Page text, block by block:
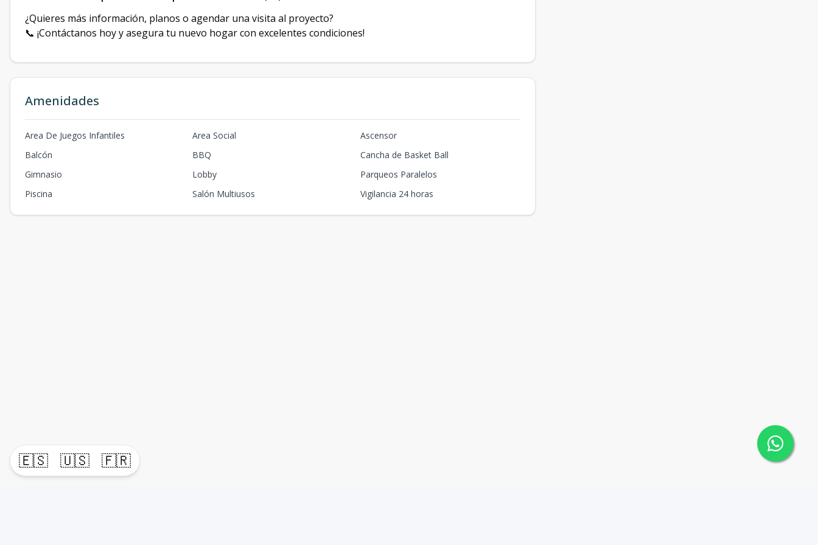
🇪🇸 🇺🇸 🇫🇷
¿Quieres más información, planos o agendar una visita al proyecto?
📞 ¡Contáctanos hoy y asegura tu nuevo hogar con excelentes condiciones!
Amenidades
Area De Juegos Infantiles Area Social
Ascensor
Balcón
BBQ
Cancha de Basket Ball
Gimnasio
Lobby
Parqueos Paralelos
Piscina
Salón Multiusos Vigilancia 24 horas